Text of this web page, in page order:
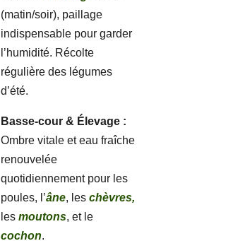
(matin/soir), paillage
indispensable pour garder
l’humidité. Récolte
régulière des légumes
d’été.
Basse-cour & Élevage :
Ombre vitale et eau fraîche
renouvelée
quotidiennement pour les
poules, l’âne, leschèvres,
lesmoutons, et le
cochon.